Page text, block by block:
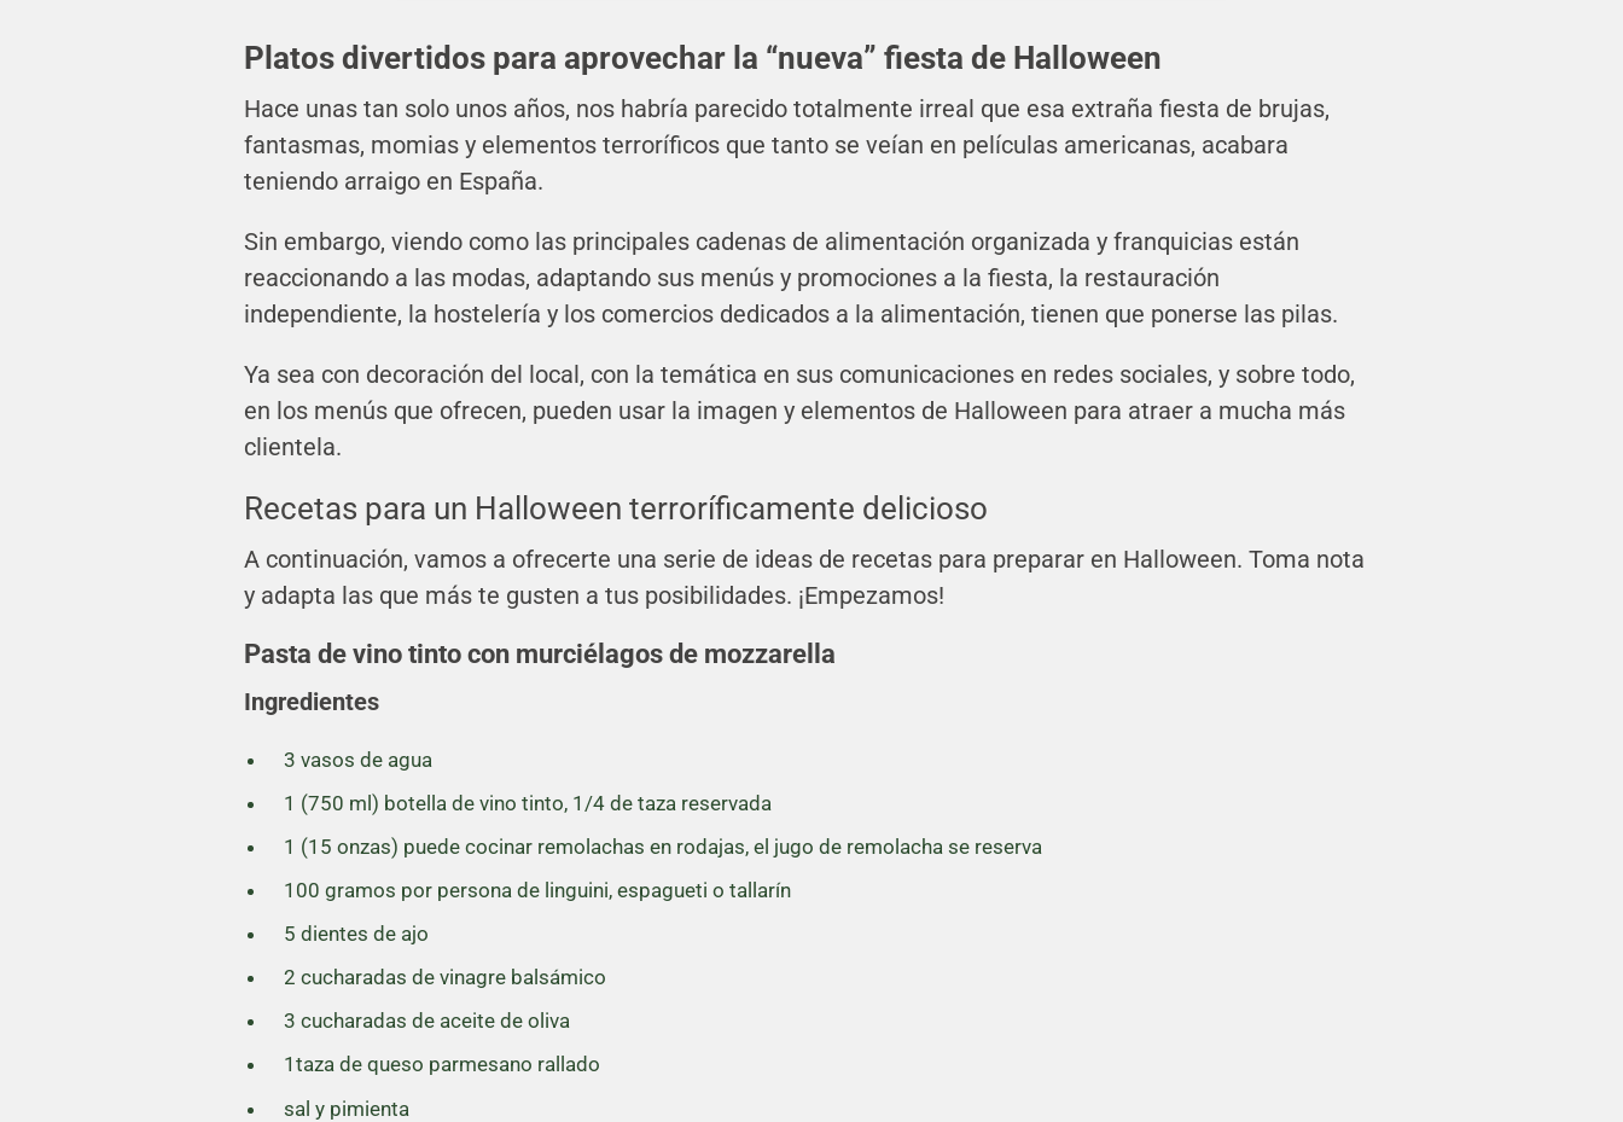
Platos divertidos para aprovechar la “nueva” fiesta de Halloween
Hace unas tan solo unos años, nos habría parecido totalmente irreal que esa extraña fiesta de brujas,
fantasmas, momias y elementos terroríficos que tanto se veían en películas americanas, acabara
teniendo arraigo en España.
Sin embargo, viendo como las principales cadenas de alimentación organizada y franquicias están
reaccionando a las modas, adaptando sus menús y promociones a la fiesta, la restauración
independiente, la hostelería y los comercios dedicados a la alimentación, tienen que ponerse las pilas.
Ya sea con decoración del local, con la temática en sus comunicaciones en redes sociales, y sobre todo,
en los menús que ofrecen, pueden usar la imagen y elementos de Halloween para atraer a mucha más
clientela.
Recetas para un Halloween terroríficamente delicioso
A continuación, vamos a ofrecerte una serie de ideas de recetas para preparar en Halloween. Toma nota
y adapta las que más te gusten a tus posibilidades. ¡Empezamos!
Pasta de vino tinto con murciélagos de mozzarella
Ingredientes
3 vasos de agua
1 (750 ml) botella de vino tinto, 1/4 de taza reservada
1 (15 onzas) puede cocinar remolachas en rodajas, el jugo de remolacha se reserva
100 gramos por persona de linguini, espagueti o tallarín
5 dientes de ajo
2 cucharadas de vinagre balsámico
3 cucharadas de aceite de oliva
1taza de queso parmesano rallado
sal y pimienta